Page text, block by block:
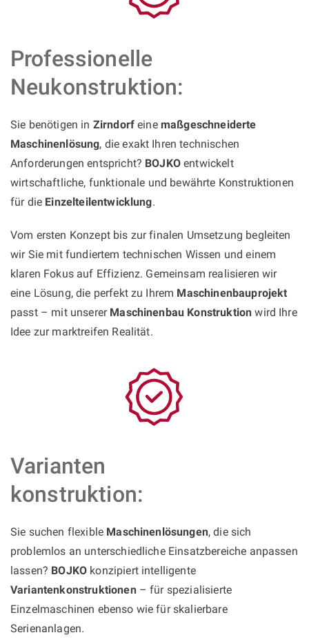
Professionelle
Neukonstruktion:
Sie benötigen in Zirndorf eine maßgeschneiderte
Maschinenlösung, die exakt Ihren technischen
Anforderungen entspricht? BOJKOentwickelt
wirtschaftliche, funktionale und bewährte Konstruktionen
für die Einzelteilentwicklung.
Vom ersten Konzept bis zur finalen Umsetzung begleiten
wir Sie mit fundiertem technischen Wissen und einem
klaren Fokus auf Effizienz. Gemeinsam realisieren wir
eine Lösung, die perfekt zu Ihrem Maschinenbauprojekt
passt – mit unserer Maschinenbau Konstruktion wird Ihre
Idee zur marktreifen Realität.
Varianten
konstruktion:
Sie suchen flexible Maschinenlösungen, die sich
problemlos an unterschiedliche Einsatzbereiche anpassen
lassen? BOJKO konzipiert intelligente
Variantenkonstruktionen– für spezialisierte
Einzelmaschinen ebenso wie für skalierbare
Serienanlagen.